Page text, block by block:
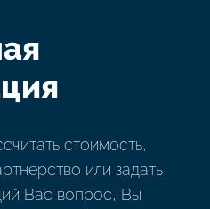
стоимость,
или задать
Вас вопрос, Вы